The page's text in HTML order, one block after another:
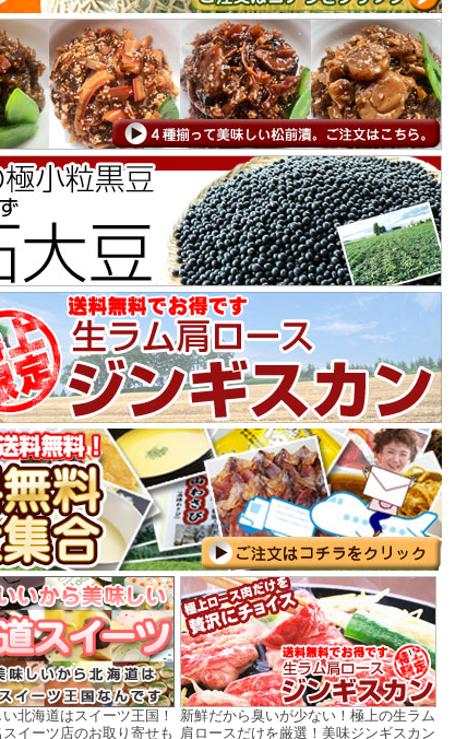
北海道はスイーツ王国！
イーツ店のお取り寄せも
新鮮だから臭いが少ない！極上の生ラム
肩ロースだけを厳選！美味ジンギスカン